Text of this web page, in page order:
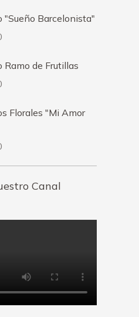
"Sueño Barcelonista"
Ramo de Frutillas
Florales "Mi Amor
Canal